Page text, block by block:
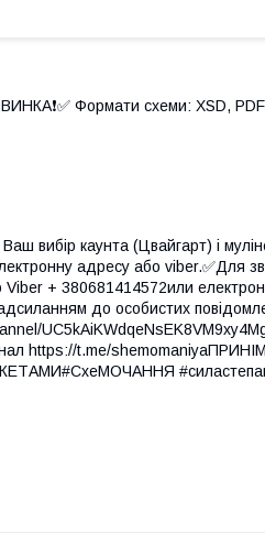
Формати схеми: XSD, PDF
вибір каунта (Цвайгарт) і
адресу або viber.✅Для
+ 380681414572или
до особистих
https://t.me/